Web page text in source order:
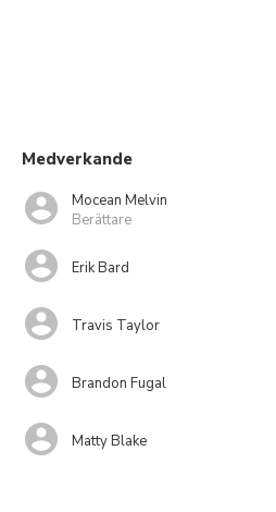
Medverkande
Mocean Melvin
Berättare
Erik Bard
Travis Taylor
Brandon Fugal
Matty Blake